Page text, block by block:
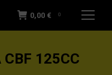
0,00 € 0
CBF 125CC